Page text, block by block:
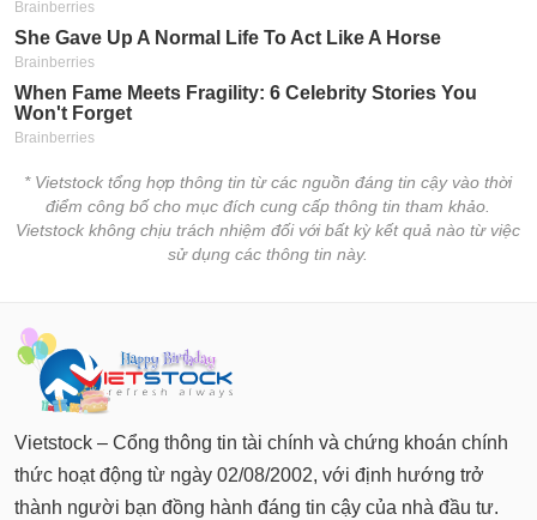
* Vietstock tổng hợp thông tin từ các nguồn đáng tin cậy vào thời
điểm công bố cho mục đích cung cấp thông tin tham khảo.
Vietstock không chịu trách nhiệm đối với bất kỳ kết quả nào từ việc
sử dụng các thông tin này.
Vietstock – Cổng thông tin tài chính và chứng khoán chính
thức hoạt động từ ngày 02/08/2002, với định hướng trở
thành người bạn đồng hành đáng tin cậy của nhà đầu tư.